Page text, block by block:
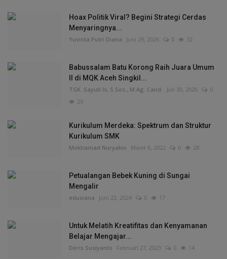
Hoax Politik Viral? Begini Strategi Cerdas
Menyaringnya...
Yuvinta Putri Diana Juni 29, 2026 0 32
Babussalam Batu Korong Raih Juara Umum
II di MQK Aceh Singkil...
TGK. Sayuti Is, S.Sos., M.Ag. Cand. Juli 30, 2026
0
29
Kurikulum Merdeka: Spektrum dan Struktur
Kurikulum SMK
Mokhamad Nuryakin Maret 6, 2022 0 28
Petualangan Bebek Kuning di Sungai
Mengalir
edusiana Juni 22, 2024 0 17
Untuk Melatih Kreatifitas dan Kenyamanan
Belajar Mengajar...
Deris Susiyanto Februari 27, 2023 0 14